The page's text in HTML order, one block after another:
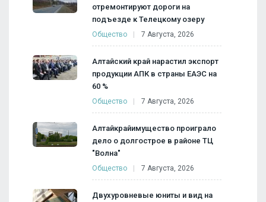
отремонтируют дороги на
подъезде к Телецкому озеру
Общество 7 Августа, 2026
Алтайский край нарастил экспорт
продукции АПК в страны ЕАЭС на
60 %
Общество 7 Августа, 2026
Алтайкрайимущество проиграло
дело о долгострое в районе ТЦ
"Волна"
Общество 7 Августа, 2026
Двухуровневые юниты и вид на